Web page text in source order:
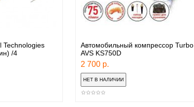
Technologies
/4
Автомобильный компрессор Turbo
AVS KS750D
2 700 р.